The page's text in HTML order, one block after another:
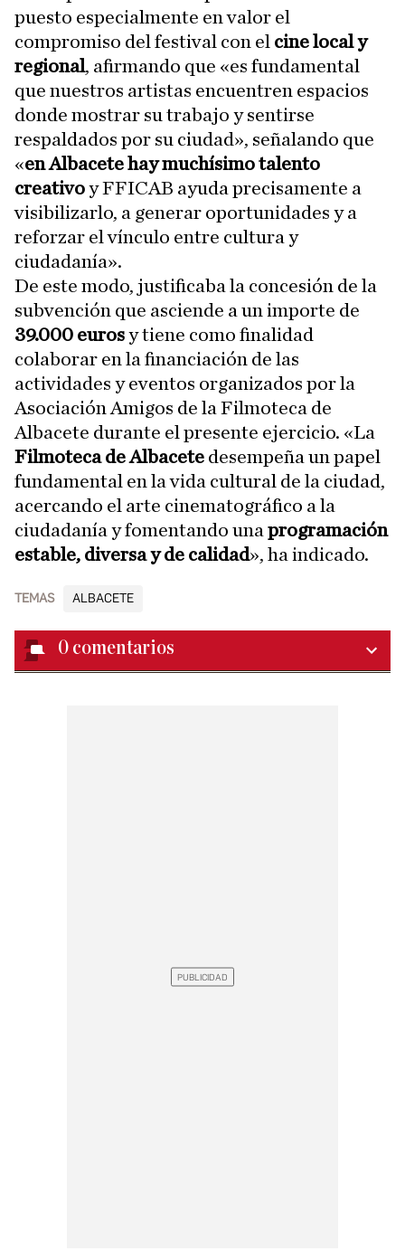
puesto especialmente en valor el
compromiso del festival con el cine local y
regional, afirmando que «es fundamental
que nuestros artistas encuentren espacios
donde mostrar su trabajo y sentirse
respaldados por su ciudad», señalando que
«en Albacete hay muchísimo talento
creativoy FFICAB ayuda precisamente a
visibilizarlo, a generar oportunidades y a
reforzar el vínculo entre cultura y
ciudadanía».
De este modo, justificaba la concesión de la
subvención que asciende a un importe de
39.000 eurosy tiene como finalidad
colaborar en la financiación de las
actividades y eventos organizados por la
Asociación Amigos de la Filmoteca de
Albacete durante el presente ejercicio. «La
Filmoteca de Albacete desempeña un papel
fundamental en la vida cultural de la ciudad,
acercando el arte cinematográfico a la
ciudadanía y fomentando una programación
estable, diversa y de calidad», ha indicado.
TEMAS ALBACETE
0 comentarios